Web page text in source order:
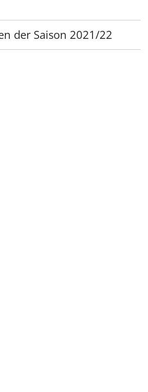
der Saison 2021/22